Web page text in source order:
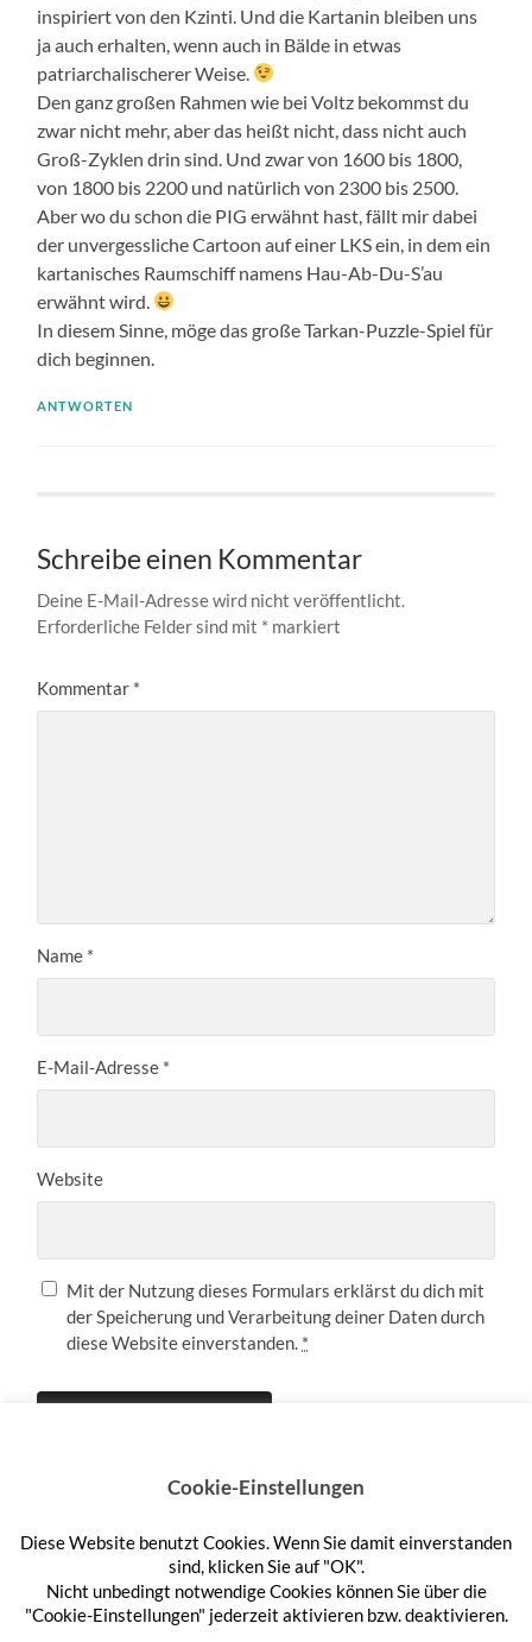
inspiriert von den Kzinti. Und die Kartanin bleiben uns
ja auch erhalten, wenn auch in Bälde in etwas
patriarchalischerer Weise.
Den ganz großen Rahmen wie bei Voltz bekommst du
zwar nicht mehr, aber das heißt nicht, dass nicht auch
Groß-Zyklen drin sind. Und zwar von 1600 bis 1800,
von 1800 bis 2200 und natürlich von 2300 bis 2500.
Aber wo du schon die PIG erwähnt hast, fällt mir dabei
der unvergessliche Cartoon auf einer LKS ein, in dem ein
kartanisches Raumschiff namens Hau-Ab-Du-S’au
erwähnt wird.
In diesem Sinne, möge das große Tarkan-Puzzle-Spiel für
dich beginnen.
ANTWORTEN
Schreibe einen Kommentar
Deine E-Mail-Adresse wird nicht veröffentlicht.
Erforderliche Felder sind mit * markiert
Kommentar *
Name *
E-Mail-Adresse *
Website
Mit der Nutzung dieses Formulars erklärst du dich mit
der Speicherung und Verarbeitung deiner Daten durch
diese Website einverstanden. *
Anmelden
Cookie-Einstellungen
Diese Website benutzt Cookies. Wenn Sie damit einverstanden
sind, klicken Sie auf "OK".
Nicht unbedingt notwendige Cookies können Sie über die
"Cookie-Einstellungen" jederzeit aktivieren bzw. deaktivieren.